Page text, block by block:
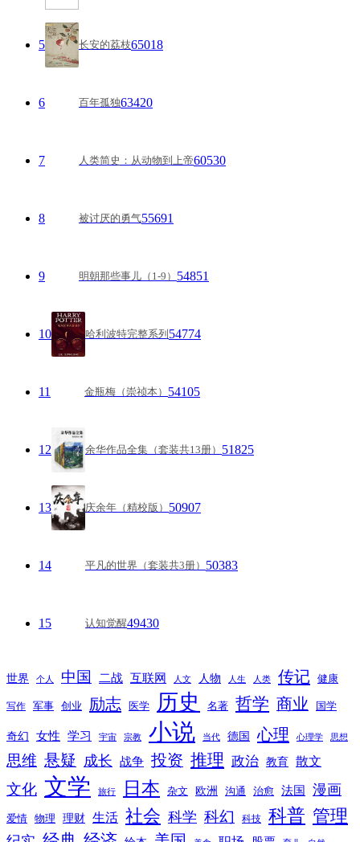
5 长安的荔枝65018
6 百年孤独63420
7 人类简史：从动物到上帝60530
8 被讨厌的勇气55691
9 明朝那些事儿（1-9） 54851
10 哈利波特完整系列 54774
11 金瓶梅（崇祯本） 54105
12 余华作品全集（套装共13册） 51825
13 庆余年（精校版） 50907
14 平凡的世界（套装共3册） 50383
15 认知觉醒49430
世界 个人 中国 二战 互联网 人文 人物 人生 人类 传记 健康
写作 军事 创业 励志 医学 历史 名著 哲学 商业 国学
奇幻 女性 学习 宇宙 宗教 小说 当代 德国 心理 心理学 思想
思维 悬疑 成长 战争 投资 推理 政治 教育 散文
文化 文学 旅行 日本 杂文 欧洲 沟通 治愈 法国 漫画
爱情 物理 理财 生活 社会 科学 科幻 科技 科普 管理